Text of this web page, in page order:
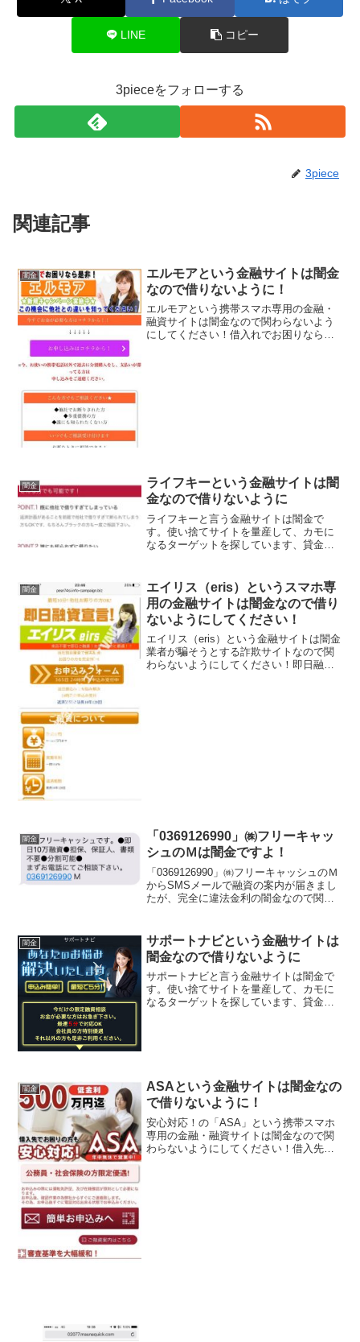
LINE コピー
3pieceをフォローする
3piece
関連記事
闇金
エルモアという金融サイトは闇金
なので借りないように！
エルモアという携帯スマホ専用の金融・
融資サイトは闇金なので関わらないよう
にしてください！借入れでお困りなら是
闇金
ライフキーという金融サイトは闇
金なので借りないように
ライフキーと言う金融サイトは闇金で
す。使い捨てサイトを量産して、カモに
なるターゲットを探しています、貸金会
業者なので、絶対に申し込まないように
してください。今現在金融庁...
闇金
エイリス（eris）というスマホ専
用の金融サイトは闇金なので借り
ないようにしてください！
エイリス（eris）という金融サイトは闇金
業者が騙そうとする詐欺サイトなので関
わらないようにしてください！即日融資
闇金
「0369126990」㈱フリーキャッ
シュのＭは闇金ですよ！
「0369126990」㈱フリーキャッシュのＭ
からSMSメールで融資の案内が届きまし
たが、完全に違法金利の闇金なので関わ
能と書いていますが、全てデタラメで
す。申込みし...
闇金
サポートナビという金融サイトは
闇金なので借りないように
サポートナビと言う金融サイトは闇金で
す。使い捨てサイトを量産して、カモに
なるターゲットを探しています、貸金会
闇金
ASAという金融サイトは闇金なの
で借りないように！
安心対応！の「ASA」という携帯スマホ
専用の金融・融資サイトは闇金なので関
わらないようにしてください！借入先で